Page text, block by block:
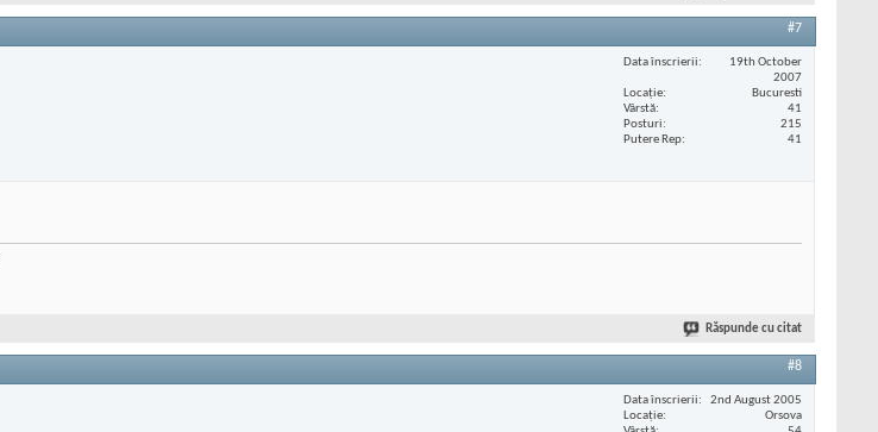
#7
Data înscrierii
19th October
2007
Locaţie
Bucuresti
Vârstă
41
Posturi
215
Putere Rep
41
Răspunde cu citat
#8
Data înscrierii
2nd August 2005
Locaţie
Orsova